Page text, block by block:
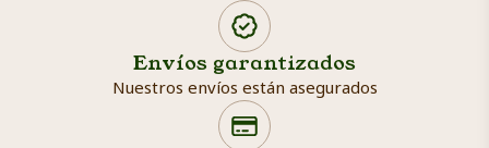
Envíos garantizados
Nuestros envíos están asegurados
Search products